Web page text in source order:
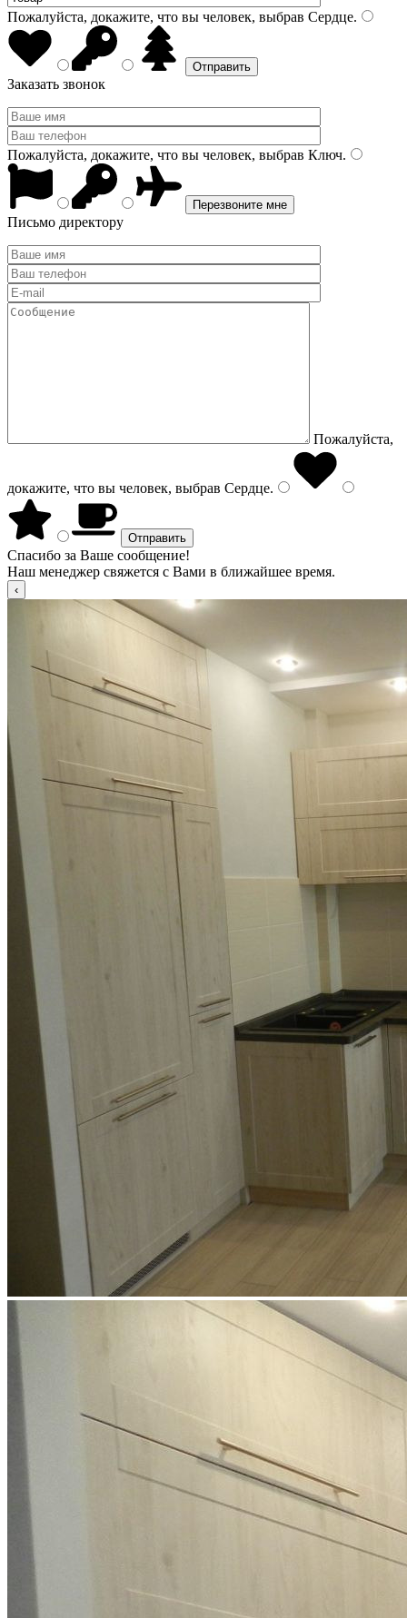
Пожалуйста, докажите, что вы человек, выбрав Сердце.
Заказать звонок
Пожалуйста, докажите, что вы человек, выбрав Ключ.
Письмо директору
Пожалуйста,
докажите, что вы человек, выбрав Сердце.
Спасибо за Ваше сообщение!
Наш менеджер свяжется с Вами в ближайшее время.